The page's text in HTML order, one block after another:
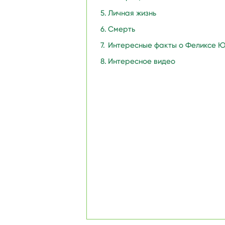
Личная жизнь
Смерть
Интересные факты о Феликсе
Интересное видео